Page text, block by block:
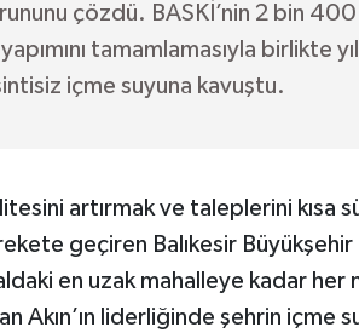
çözdü. BASKİ’nin 2 bin
tamamlamasıyla birlikte
içme suyuna kavuştu.
artırmak ve taleplerini
geçiren Balıkesir Büyükşehir
en uzak mahalleye kadar
Akın’ın liderliğinde şehrin içme